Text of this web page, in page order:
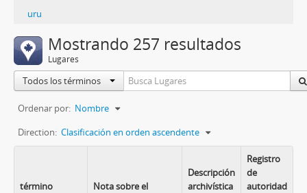
uru
Mostrando 257 resultados
Lugares
Todos los términos
Ordenar por: Nombre
Direction: Clasificación en orden ascendente
término
Nota sobre el
Descripción
archivística
Registro
de
autoridad